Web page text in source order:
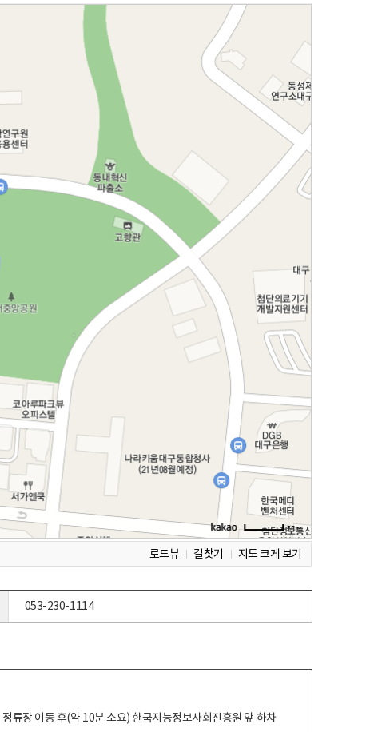
로드뷰 길찾기 지도 크게 보기
053-230-1114
장 이동 후(약 10분 소요) 한국지능정보사회진흥원 앞 하차